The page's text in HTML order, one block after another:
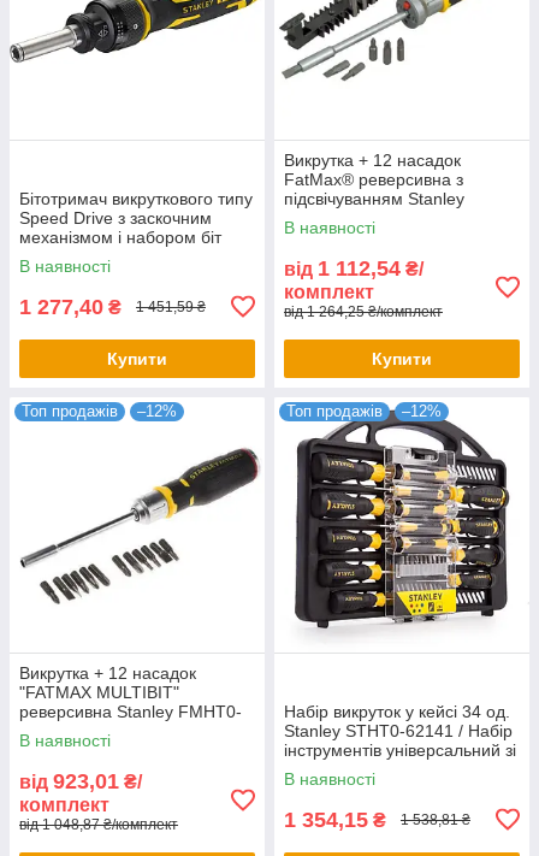
Бітотримач викруткового типу
Speed Drive з заскочним
механізмом і набором біт
STANLEY FMHT62692-0
В наявності
1 277,40 ₴ 1 451,59 ₴
Купити
Викрутка + 12 насадок
FatMax® реверсивна з
підсвічуванням Stanley
FMHT0-62689
В наявності
від 1 112,54 ₴/
комплект
від 1 264,25 ₴/комплект
Купити
Топ продажів –12%
Викрутка + 12 насадок
"FATMAX MULTIBIT"
реверсивна Stanley FMHT0-
62690
В наявності
від 923,01 ₴/
комплект
від 1 048,87 ₴/комплект
Топ продажів –12%
Набір викруток у кейсі 34 од.
Stanley STHT0-62141 / Набір
інструментів універсальний зі
сталі
В наявності
1 354,15 ₴ 1 538,81 ₴